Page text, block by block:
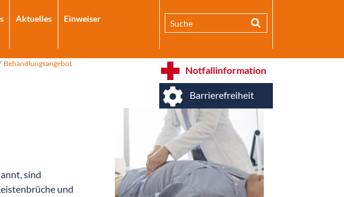
Aktuelles Einweiser
Notfallinformation
Barrierefreiheit
Behandlungsangebot
sind
und